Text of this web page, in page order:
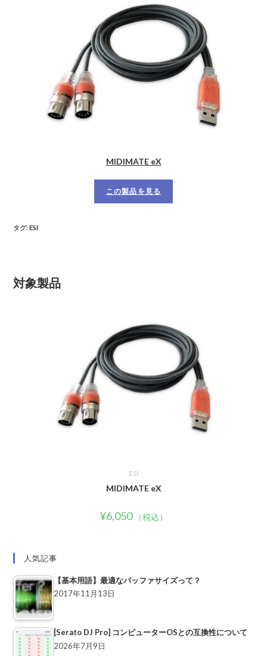
MIDIMATE eX
この製品を見る
タグ:ESI
対象製品
ESI
MIDIMATE eX
¥6,050 （税込）
人気記事
【基本用語】最適なバッファサイズって？
2017年11月13日
[Serato DJ Pro] コンピューターOSとの互換性について
2026年7月9日